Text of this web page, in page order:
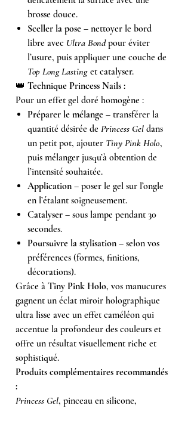
brosse douce.
Sceller la pose – nettoyer le bord
libre avec Ultra Bondpour éviter
l’usure, puis appliquer une couche de
Top Long Lasting et catalyser.
👑 Technique Princess Nails :
Pour un effet gel doré homogène :
Préparer le mélange – transférer la
quantité désirée de Princess Gel dans
un petit pot, ajouter Tiny Pink Holo,
puis mélanger jusqu’à obtention de
l’intensité souhaitée.
Application – poser le gel sur l’ongle
en l’étalant soigneusement.
Catalyser – sous lampe pendant 30
secondes.
Poursuivre la stylisation – selon vos
préférences (formes, finitions,
décorations).
Grâce à Tiny Pink Holo, vos manucures
gagnent un éclat miroir holographique
ultra lisse avec un effet caméléon qui
accentue la profondeur des couleurs et
offre un résultat visuellement riche et
sophistiqué.
Produits complémentaires recommandés
:
Princess Gel, pinceau en silicone,